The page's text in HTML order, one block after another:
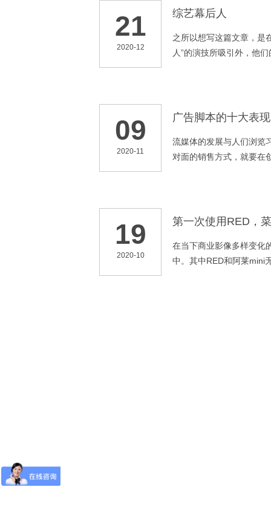
想法，此种营销思路更加
21
2020-12
综艺幕后人
之所以想写这篇文章，是
人”的演技所吸引外，他
09
2020-11
广告脚本的十大表
流媒体的发展与人们浏览
对面的销售方式，就要在
19
2020-10
第一次使用RED，
在当下商业影像多样变化
中。其中RED和阿莱mini